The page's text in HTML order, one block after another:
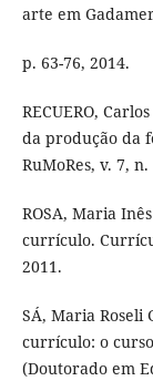
arte em
p. 63-76, 2014.
RECUERO,
da produção da
RuMoRes, v. 7,
ROSA, Maria
currículo.
2011.
SÁ, Maria Roseli
currículo: o curso
(Doutorado em